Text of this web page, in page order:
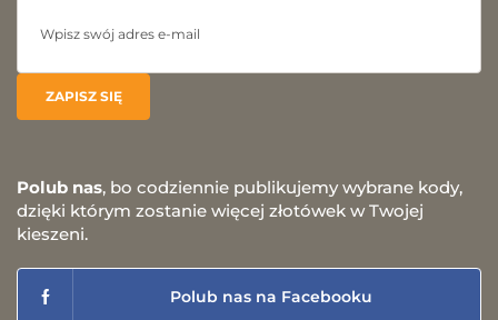
Polub nas, bo codziennie publikujemy wybrane kody,
dzięki którym zostanie więcej złotówek w Twojej
kieszeni.
Polub nas na Facebooku